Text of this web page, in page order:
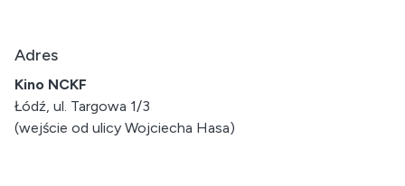
Adres
Kino NCKF
Łódź, ul. Targowa 1/3
(wejście od ulicy Wojciecha Hasa)